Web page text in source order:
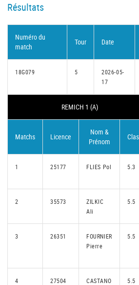
Résultats
Numéro du
match
Tour Date
18G079 5
2026-05-
17
REMICH 1 (A)
Matchs Licence
Nom &
Prénom
1 25177 FLIES Pol 5.3
2 35573
ZILKIC
Ali
5.5
3 26351
FOURNIER
Pierre
5.5
4 27504
CASTANO
5.5